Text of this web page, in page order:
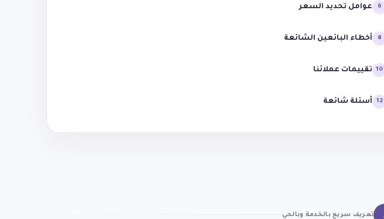
6 عوامل تحديد السعر
8 أخطاء البائعين الشائعة
10 تقييمات عملائنا
12 أسئلة شائعة
تعريف سريع بالخدمة وبالحي